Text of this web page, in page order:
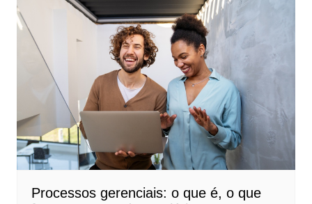
Processos gerenciais: o que é, o que